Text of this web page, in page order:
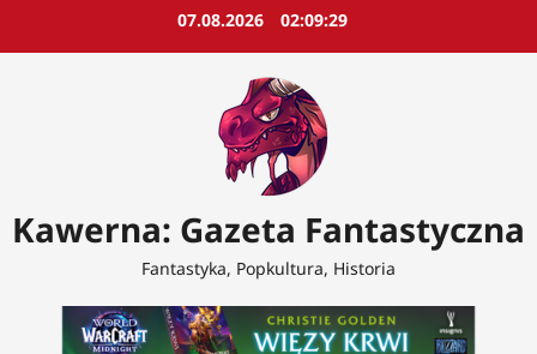
07.08.2026 02:09:31
Kawerna: Gazeta Fantastyczna
Fantastyka, Popkultura, Historia